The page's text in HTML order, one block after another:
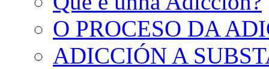
O PROCESO DA
ADICCIÓN A